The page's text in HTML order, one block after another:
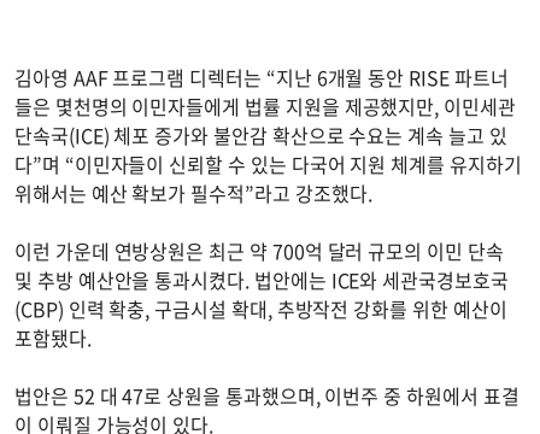
김아영 AAF 프로그램 디렉터는 “지난 6개월 동안 RISE 파트너
들은 몇천명의 이민자들에게 법률 지원을 제공했지만, 이민세관
단속국(ICE) 체포 증가와 불안감 확산으로 수요는 계속 늘고 있
다”며 “이민자들이 신뢰할 수 있는 다국어 지원 체계를 유지하기
위해서는 예산 확보가 필수적”라고 강조했다.
이런 가운데 연방상원은 최근 약 700억 달러 규모의 이민 단속
및 추방 예산안을 통과시켰다. 법안에는 ICE와 세관국경보호국
(CBP) 인력 확충, 구금시설 확대, 추방작전 강화를 위한 예산이
포함됐다.
법안은 52 대 47로 상원을 통과했으며, 이번주 중 하원에서 표결
이 이뤄질 가능성이 있다.